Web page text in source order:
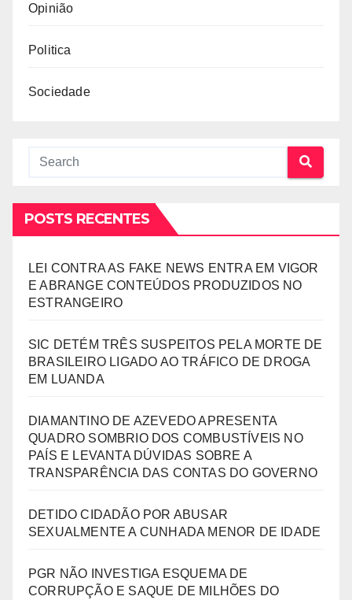
Opinião
Politica
Sociedade
POSTS RECENTES
LEI CONTRA AS FAKE NEWS ENTRA EM VIGOR
E ABRANGE CONTEÚDOS PRODUZIDOS NO
ESTRANGEIRO
SIC DETÉM TRÊS SUSPEITOS PELA MORTE DE
BRASILEIRO LIGADO AO TRÁFICO DE DROGA
EM LUANDA
DIAMANTINO DE AZEVEDO APRESENTA
QUADRO SOMBRIO DOS COMBUSTÍVEIS NO
PAÍS E LEVANTA DÚVIDAS SOBRE A
TRANSPARÊNCIA DAS CONTAS DO GOVERNO
DETIDO CIDADÃO POR ABUSAR
SEXUALMENTE A CUNHADA MENOR DE IDADE
PGR NÃO INVESTIGA ESQUEMA DE
CORRUPÇÃO E SAQUE DE MILHÕES DO